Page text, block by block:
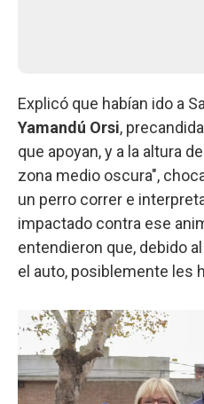
Explicó que habían ido a
Yamandú Orsi,
que apoyan, y a la altura
zona medio oscura",
un perro correr e
impactado contra ese
entendieron que, debido
el auto, posiblemente les